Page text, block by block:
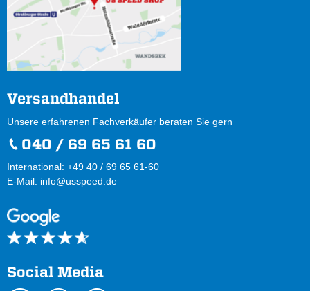
Versandhandel
Unsere erfahrenen Fachverkäufer beraten Sie gern
040 / 69 65 61 60
International: +49 40 / 69 65 61-60
E-Mail: info@usspeed.de
Social Media